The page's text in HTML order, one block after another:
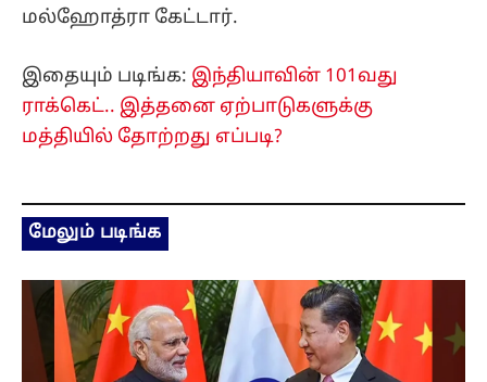
மல்ஹோத்ரா கேட்டார்.
இதையும் படிங்க: இந்தியாவின் 101வது
ராக்கெட்.. இத்தனை ஏற்பாடுகளுக்கு
மத்தியில் தோற்றது எப்படி?
மேலும் படிங்க